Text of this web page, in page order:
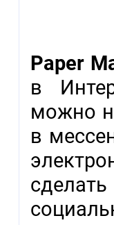
Paper
в
можно
в